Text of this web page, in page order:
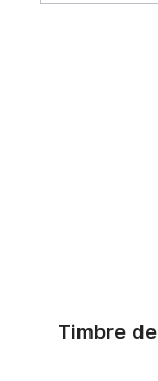
Timbre